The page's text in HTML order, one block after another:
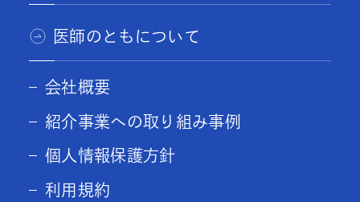
医師のともについて
会社概要
紹介事業への取り組み事例
個人情報保護方針
利用規約